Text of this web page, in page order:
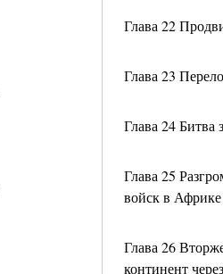
Глава 22
Глава 23
Глава 24 Битва
Глава 25
войск в Африке
Глава 26
континент